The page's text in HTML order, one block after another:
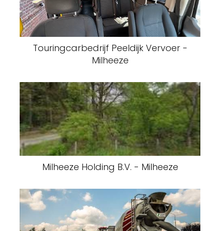
Touringcarbedrijf Peeldijk Vervoer -
Milheeze
Milheeze Holding B.V. - Milheeze